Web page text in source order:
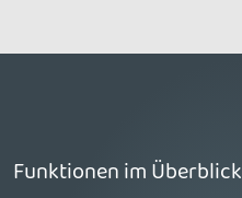
Funktionen im Überblick